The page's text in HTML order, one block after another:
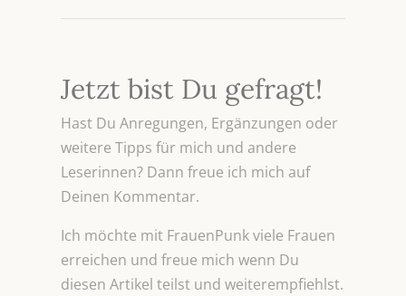
Jetzt bist Du gefragt!
Hast Du Anregungen, Ergänzungen oder
weitere Tipps für mich und andere
Leserinnen? Dann freue ich mich auf
Deinen Kommentar.
Ich möchte mit FrauenPunk viele Frauen
erreichen und freue mich wenn Du
diesen Artikel teilst und weiterempfiehlst.